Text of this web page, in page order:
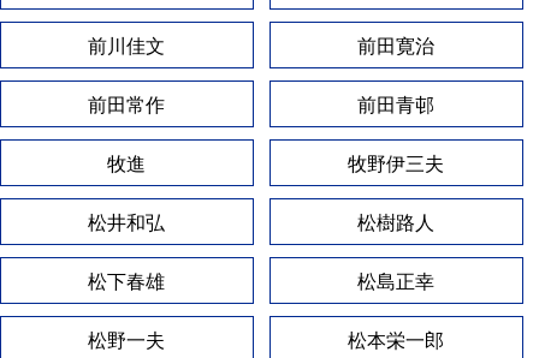
前川佳文 前田寛治
前田常作 前田青邨
牧進 牧野伊三夫
松井和弘 松樹路人
松下春雄 松島正幸
松野一夫 松本栄一郎